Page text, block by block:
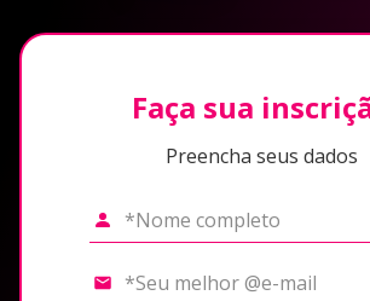
Faça sua
Preencha seus dados